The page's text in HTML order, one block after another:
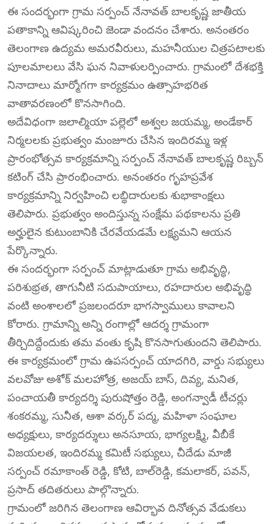
ఈ సందర్భంగా గ్రామ సర్పంచ్ నేనావత్ బాలకృష్ణ జాతీయ
పతాకాన్ని ఆవిష్కరించి జెండా వందనం చేశారు. అనంతరం
తెలంగాణ ఉద్యమ అమరవీరులు, మహనీయుల చిత్రపటాలకు
పూలమాలలు వేసి ఘన నివాళులర్పించారు. గ్రామంలో దేశభక్తి
నినాదాలు మార్మోగగా కార్యక్రమం ఉత్సాహభరిత
వాతావరణంలో కొనసాగింది.
అదేవిధంగా జలాల్మియా పల్లెలో అశ్వల జయమ్మ, అండేకార్
నిర్మలలకు ప్రభుత్వం మంజూరు చేసిన ఇందిరమ్మ ఇళ్ల
ప్రారంభోత్సవ కార్యక్రమాన్ని సర్పంచ్ నేనావత్ బాలకృష్ణ రిబ్బన్
కటింగ్ చేసి ప్రారంభించారు. అనంతరం గృహప్రవేశ
కార్యక్రమాన్ని నిర్వహించి లబ్ధిదారులకు శుభాకాంక్షలు
తెలిపారు. ప్రభుత్వం అందిస్తున్న సంక్షేమ పథకాలను ప్రతి
అర్హులైన కుటుంబానికి చేరవేయడమే లక్ష్యమని ఆయన
పేర్కొన్నారు.
ఈ సందర్భంగా సర్పంచ్ మాట్లాడుతూ గ్రామ అభివృద్ధి,
పరిశుభ్రత, తాగునీటి సదుపాయాలు, రహదారుల అభివృద్ధి
వంటి అంశాలలో ప్రజలందరూ భాగస్వాములు కావాలని
కోరారు. గ్రామాన్ని అన్ని రంగాల్లో ఆదర్శ గ్రామంగా
తీర్చిదిద్దేందుకు తమ వంతు కృషి కొనసాగుతుందని తెలిపారు.
ఈ కార్యక్రమంలో గ్రామ ఉపసర్పంచ్ యాదగిరి, వార్డు సభ్యులు
వలవోజు అశోక్ మలహోత్ర, అజయ్ బాస్, దివ్య, మనిత,
పంచాయతీ కార్యదర్శి పురుషోత్తం రెడ్డి, అంగన్వాడీ టీచర్లు
శంకరమ్మ, సునీత, ఆశా వర్కర్ పద్మ, మహిళా సంఘాల
అధ్యక్షులు, కార్యదర్శులు అనసూయ, భాగ్యలక్ష్మి, వీబీకే
విజయలత, ఇందిరమ్మ కమిటీ సభ్యులు, చీదేడు మాజీ
సర్పంచ్ రమాకాంత్ రెడ్డి, కోటి, బాల్‌రెడ్డి, కమలాకర్, పవన్,
ప్రసాద్ తదితరులు పాల్గొన్నారు.
గ్రామంలో జరిగిన తెలంగాణ ఆవిర్భావ దినోత్సవ వేడుకలు